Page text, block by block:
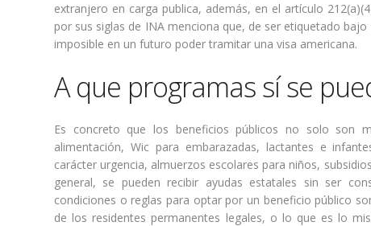
extranjero en carga publica, además, en el artículo
por sus siglas de INA menciona que, de ser etiquetado
imposible en un futuro poder tramitar una visa americana.
A que programas sí se
Es concreto que los beneficios públicos no solo son
alimentación, Wic para embarazadas, lactantes e
carácter urgencia, almuerzos escolares para niños,
general, se pueden recibir ayudas estatales sin ser
condiciones o reglas para optar por un beneficio público
de los residentes permanentes legales, o lo que es lo